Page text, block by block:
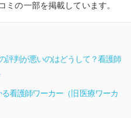
ミの一部を掲載しています。
評判が悪いのはどうして？看護師
看護師ワーカー（旧 医療ワーカ